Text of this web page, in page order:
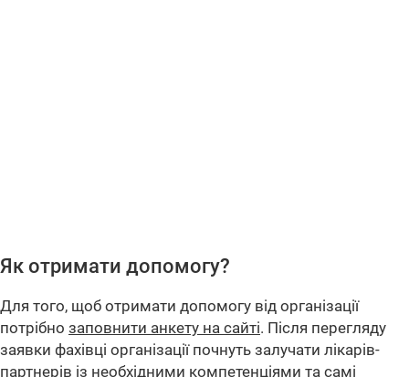
Як отримати допомогу?
Для того, щоб отримати допомогу від організації
потрібно заповнити анкету на сайті. Після перегляду
заявки фахівці організації почнуть залучати лікарів-
партнерів із необхідними компетенціями та самі